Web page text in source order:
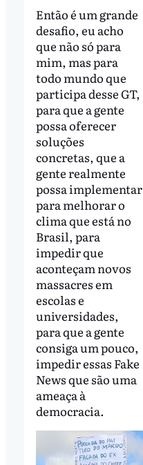
Então é um grande
desafio, eu acho
que não só para
mim, mas para
todo mundo que
participa desse GT,
para que a gente
possa oferecer
soluções
concretas, que a
gente realmente
possa implementar
para melhorar o
clima que está no
Brasil, para
impedir que
aconteçam novos
massacres em
escolas e
universidades,
para que a gente
consiga um pouco,
impedir essas Fake
News que são uma
ameaça à
democracia.